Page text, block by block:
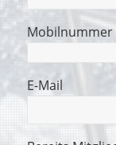
Mobilnummer
E-Mail